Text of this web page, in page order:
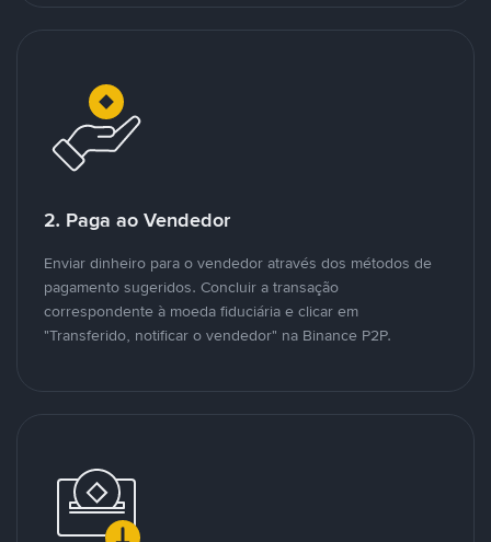
2. Paga ao Vendedor
Enviar dinheiro para o vendedor através dos métodos de
pagamento sugeridos. Concluir a transação
correspondente à moeda fiduciária e clicar em
"Transferido, notificar o vendedor" na Binance P2P.